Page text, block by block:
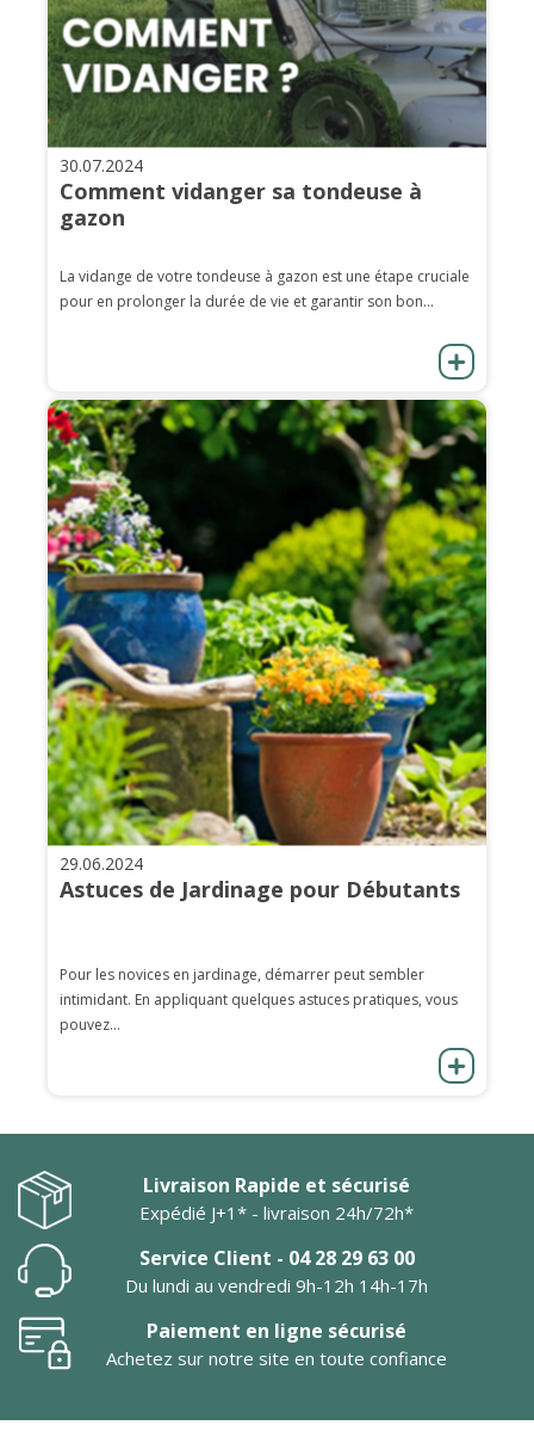
30.07.2024
Comment vidanger sa tondeuse à
gazon
La vidange de votre tondeuse à gazon est une étape cruciale
pour en prolonger la durée de vie et garantir son bon...
29.06.2024
Astuces de Jardinage pour Débutants
Pour les novices en jardinage, démarrer peut sembler
intimidant. En appliquant quelques astuces pratiques, vous
pouvez...
Livraison Rapide et sécurisé
Expédié J+1* - livraison 24h/72h*
Service Client - 04 28 29 63 00
Du lundi au vendredi 9h-12h 14h-17h
Paiement en ligne sécurisé
Achetez sur notre site en toute confiance